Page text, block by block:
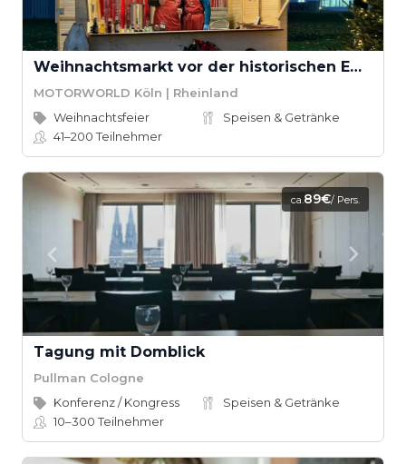
Weihnachtsmarkt vor der historischen Empfangshalle
MOTORWORLD Köln | Rheinland
Weihnachtsfeier
Speisen & Getränke
41–200Teilnehmer
ca.89€/ Pers.
Tagung mit Domblick
Pullman Cologne
Konferenz / Kongress
Speisen & Getränke
10–300Teilnehmer